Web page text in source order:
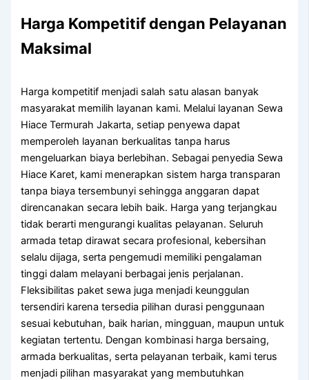
Harga Kompetitif dengan Pelayanan
Maksimal
Harga kompetitif menjadi salah satu alasan banyak
masyarakat memilih layanan kami. Melalui layanan Sewa
Hiace Termurah Jakarta, setiap penyewa dapat
memperoleh layanan berkualitas tanpa harus
mengeluarkan biaya berlebihan. Sebagai penyedia Sewa
Hiace Karet, kami menerapkan sistem harga transparan
tanpa biaya tersembunyi sehingga anggaran dapat
direncanakan secara lebih baik. Harga yang terjangkau
tidak berarti mengurangi kualitas pelayanan. Seluruh
armada tetap dirawat secara profesional, kebersihan
selalu dijaga, serta pengemudi memiliki pengalaman
tinggi dalam melayani berbagai jenis perjalanan.
Fleksibilitas paket sewa juga menjadi keunggulan
tersendiri karena tersedia pilihan durasi penggunaan
sesuai kebutuhan, baik harian, mingguan, maupun untuk
kegiatan tertentu. Dengan kombinasi harga bersaing,
armada berkualitas, serta pelayanan terbaik, kami terus
menjadi pilihan masyarakat yang membutuhkan